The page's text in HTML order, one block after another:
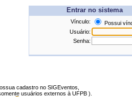
Entrar no sistema
Vínculo:
Possui
Usuário:
Senha:
cadastro no SIGEventos,
usuários externos à UFPB ).